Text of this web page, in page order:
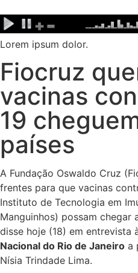
para
o
conteúdo
Lorem ipsum dolor.
Fiocruz
vacinas
19
países
A Fundação Oswaldo Cruz
frentes para que vacinas
Instituto de Tecnologia em
Manguinhos) possam chegar
disse hoje (18) em entrevista
Nacional do Rio de Janeiro a
Nísia Trindade Lima.